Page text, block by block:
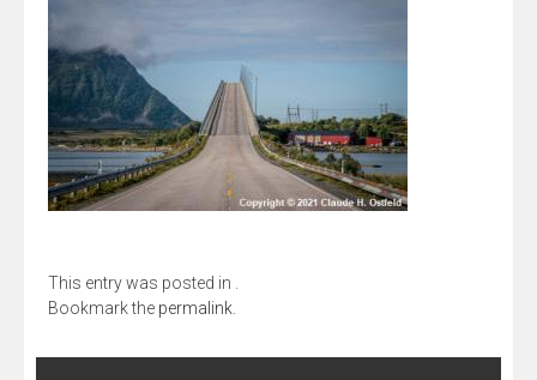
This entry was posted in .
Bookmark the permalink
Navigazione